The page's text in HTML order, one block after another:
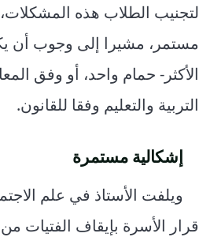
لتجنيب الطلاب هذه
الأكثر- حمام واحد، أو وفق
التربية والتعليم وفقا للقانون.
إشكالية مستمرة
ويلفت الأستاذ في علم
قرار الأسرة بإيقاف الفتيات